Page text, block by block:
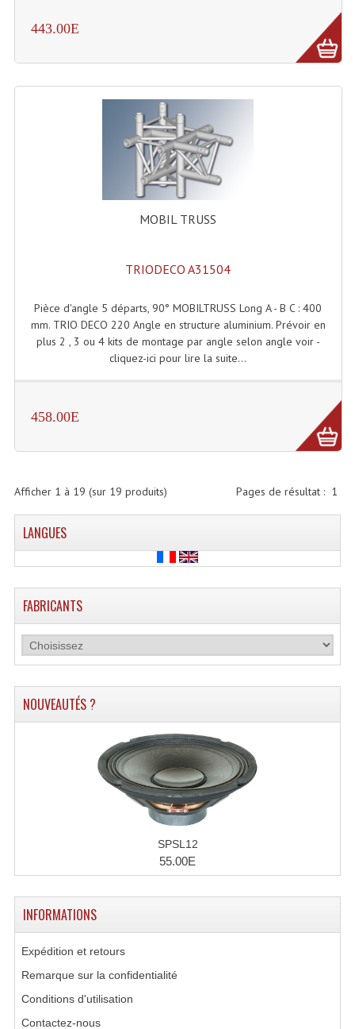
Liquides À Mousse
Nos Occasions Et Stock B
Les Occasions
Notre Stock B
Karaoké Materiel Lecteur Etc...
TARIF ET CATALOGUE DE LOCATION
LISTE DU MATERIEL D'OCCASION
443.00E
MOBIL TRUSS
TRIODECO A31504
Pièce d'angle 5 départs, 90° MOBILTRUSS Long A - B C : 400
mm. TRIO DECO 220 Angle en structure aluminium. Prévoir en
plus 2 , 3 ou 4 kits de montage par angle selon angle voir -
cliquez-ici pour lire la suite...
458.00E
Pages de résultat : 1
Afficher 1 à 19 (sur 19 produits)
LANGUES
FABRICANTS
NOUVEAUTÉS ?
SPSL12
55.00E
INFORMATIONS
Expédition et retours
Remarque sur la confidentialité
Conditions d'utilisation
Contactez-nous